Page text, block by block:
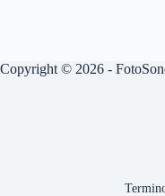
Copyright © 2026 -